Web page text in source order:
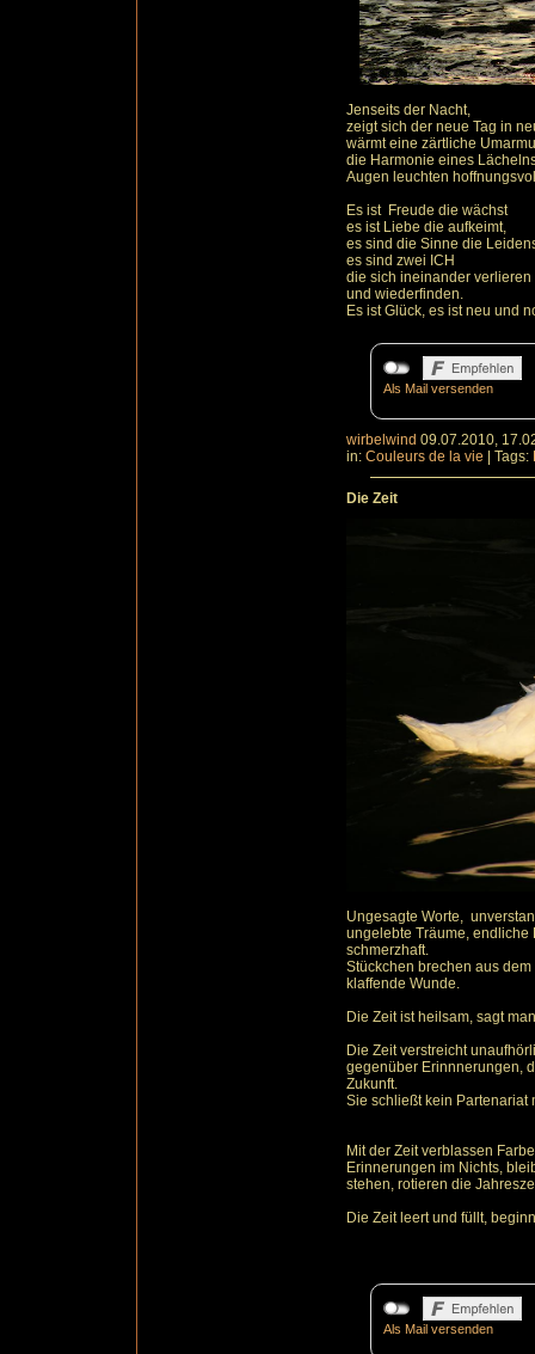
Jenseits der Nacht,
zeigt sich der neue Tag in
wärmt eine zärtliche
die Harmonie eines
Augen leuchten
Es ist Freude die wächst
es ist Liebe die aufkeimt,
es sind die Sinne die
es sind zwei ICH
die sich ineinander verlieren
und wiederfinden.
Es ist Glück, es ist neu und
Als Mail versenden
wirbelwind 09.07.2010,
in: Couleurs de la vie Tags:
Die Zeit
Ungesagte Worte,
ungelebte Träume,
schmerzhaft.
Stückchen brechen aus
klaffende Wunde.
Die Zeit ist heilsam, sagt
Die Zeit verstreicht
gegenüber Erinnnerungen,
Zukunft.
Sie schließt kein Partenariat
Mit der Zeit verblassen
Erinnerungen im Nichts,
stehen, rotieren die
Die Zeit leert und füllt,
Als Mail versenden